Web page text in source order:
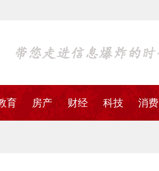
育 房产 财经 科技 消费